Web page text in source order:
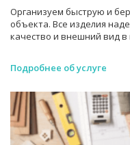
Организуем быструю и
объекта. Все изделия
качество и внешний вид в
Подробнее об услуге